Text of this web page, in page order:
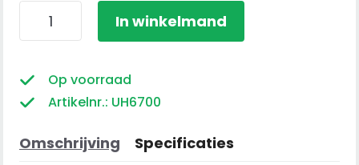
Massey
Ferguson
met
Molcon
Limited
In winkelmand
Op voorraad
Artikelnr.: UH6700
Omschrijving Specificaties